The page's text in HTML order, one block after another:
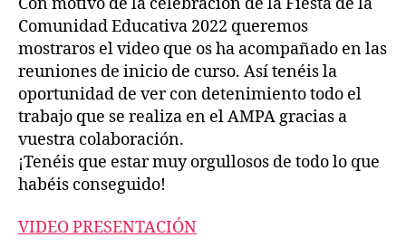
Comunidad Educativa 2022 queremos
mostraros el video que os ha acompañado en las
reuniones de inicio de curso. Así tenéis la
oportunidad de ver con detenimiento todo el
trabajo que se realiza en el AMPA gracias a
vuestra colaboración.
¡Tenéis que estar muy orgullosos de todo lo que
habéis conseguido!
VIDEO PRESENTACIÓN